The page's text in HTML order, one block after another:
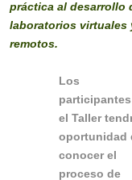
práctica al desarrollo
laboratorios virtuales
remotos.
Los
el Taller
oportunidad
conocer el
proceso de